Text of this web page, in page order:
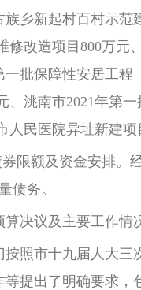
族乡新起村百村示
修改造项目800万
一批保障性安居工
、洮南市2021年第
人民医院异址新建
额及资金安排。
债务。
决议及主要工作情
市十九届人大三
提出了明确要求